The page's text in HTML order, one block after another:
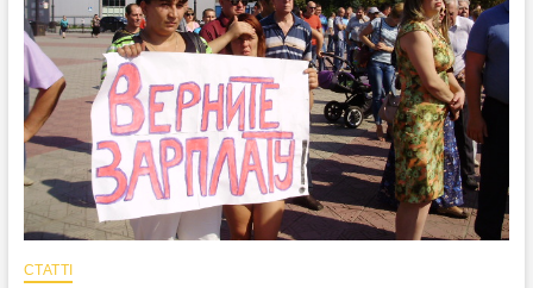
сентября
СТАТТІ